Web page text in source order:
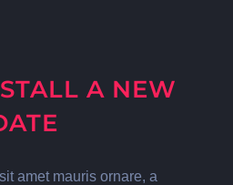
A NEW
amet mauris ornare, a